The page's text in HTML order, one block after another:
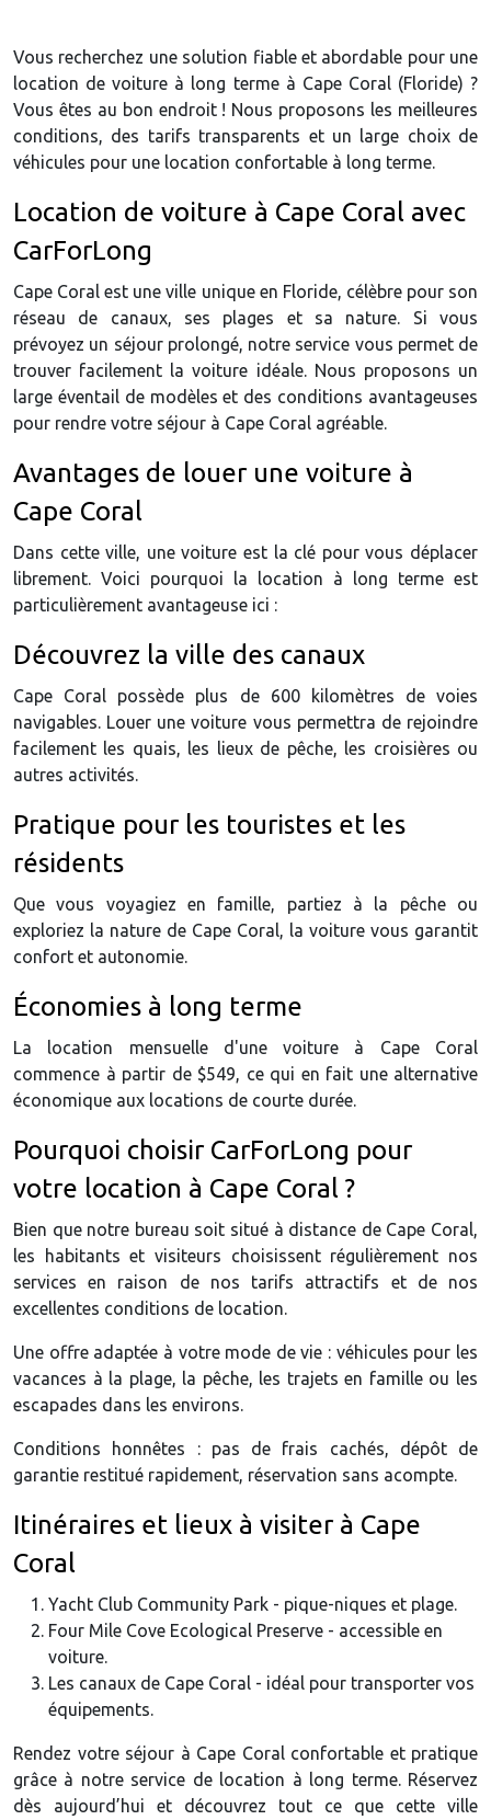
Vous recherchez une solution fiable et abordable pour une
location de voiture à long terme à Cape Coral (Floride) ?
Vous êtes au bon endroit ! Nous proposons les meilleures
conditions, des tarifs transparents et un large choix de
véhicules pour une location confortable à long terme.
Location de voiture à Cape Coral avec
CarForLong
Cape Coral est une ville unique en Floride, célèbre pour son
réseau de canaux, ses plages et sa nature. Si vous
prévoyez un séjour prolongé, notre service vous permet de
trouver facilement la voiture idéale. Nous proposons un
large éventail de modèles et des conditions avantageuses
pour rendre votre séjour à Cape Coral agréable.
Avantages de louer une voiture à
Cape Coral
Dans cette ville, une voiture est la clé pour vous déplacer
librement. Voici pourquoi la location à long terme est
particulièrement avantageuse ici :
Découvrez la ville des canaux
Cape Coral possède plus de 600 kilomètres de voies
navigables. Louer une voiture vous permettra de rejoindre
facilement les quais, les lieux de pêche, les croisières ou
autres activités.
Pratique pour les touristes et les
résidents
Que vous voyagiez en famille, partiez à la pêche ou
exploriez la nature de Cape Coral, la voiture vous garantit
confort et autonomie.
Économies à long terme
La location mensuelle d'une voiture à Cape Coral
commence à partir de $549, ce qui en fait une alternative
économique aux locations de courte durée.
Pourquoi choisir CarForLong pour
votre location à Cape Coral ?
Bien que notre bureau soit situé à distance de Cape Coral,
les habitants et visiteurs choisissent régulièrement nos
services en raison de nos tarifs attractifs et de nos
excellentes conditions de location.
Une offre adaptée à votre mode de vie : véhicules pour les
vacances à la plage, la pêche, les trajets en famille ou les
escapades dans les environs.
Conditions honnêtes : pas de frais cachés, dépôt de
garantie restitué rapidement, réservation sans acompte.
Itinéraires et lieux à visiter à Cape
Coral
Yacht Club Community Park - pique-niques et plage.
Four Mile Cove Ecological Preserve - accessible en
voiture.
Les canaux de Cape Coral - idéal pour transporter vos
équipements.
Rendez votre séjour à Cape Coral confortable et pratique
grâce à notre service de location à long terme. Réservez
dès aujourd’hui et découvrez tout ce que cette ville